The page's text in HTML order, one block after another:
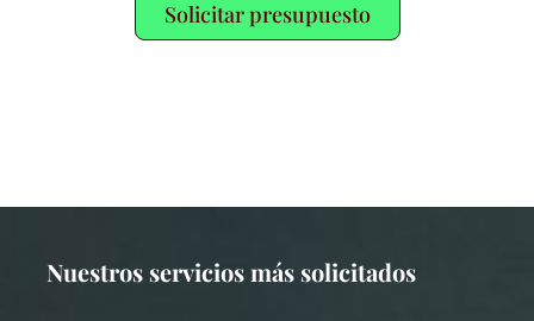
Solicitar presupuesto
Nuestros servicios más solicitados